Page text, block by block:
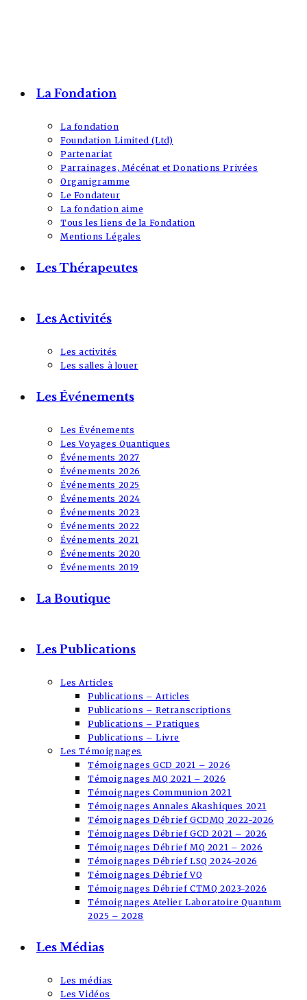
La Fondation
La fondation
Foundation Limited (Ltd)
Partenariat
Parrainages, Mécénat et Donations Privées
Organigramme
Le Fondateur
La fondation aime
Tous les liens de la Fondation
Mentions Légales
Les Thérapeutes
Les Activités
Les activités
Les salles à louer
Les Événements
Les Événements
Les Voyages Quantiques
Événements 2027
Événements 2026
Événements 2025
Événements 2024
Événements 2023
Événements 2022
Événements 2021
Événements 2020
Événements 2019
La Boutique
Les Publications
Les Articles
Publications – Articles
Publications – Retranscriptions
Publications – Pratiques
Publications – Livre
Les Témoignages
Témoignages GCD 2021 – 2026
Témoignages MQ 2021 – 2026
Témoignages Communion 2021
Témoignages Annales Akashiques 2021
Témoignages Débrief GCDMQ 2022-2026
Témoignages Débrief GCD 2021 – 2026
Témoignages Débrief MQ 2021 – 2026
Témoignages Débrief LSQ 2024-2026
Témoignages Débrief VQ
Témoignages Débrief CTMQ 2023-2026
Témoignages Atelier Laboratoire Quantum
2025 – 2028
Les Médias
Les médias
Les Vidéos